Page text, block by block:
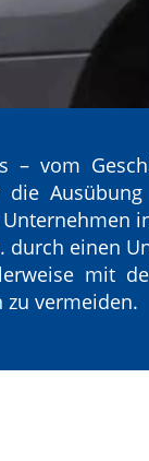
– vom
durch einen
mit
vermeiden.